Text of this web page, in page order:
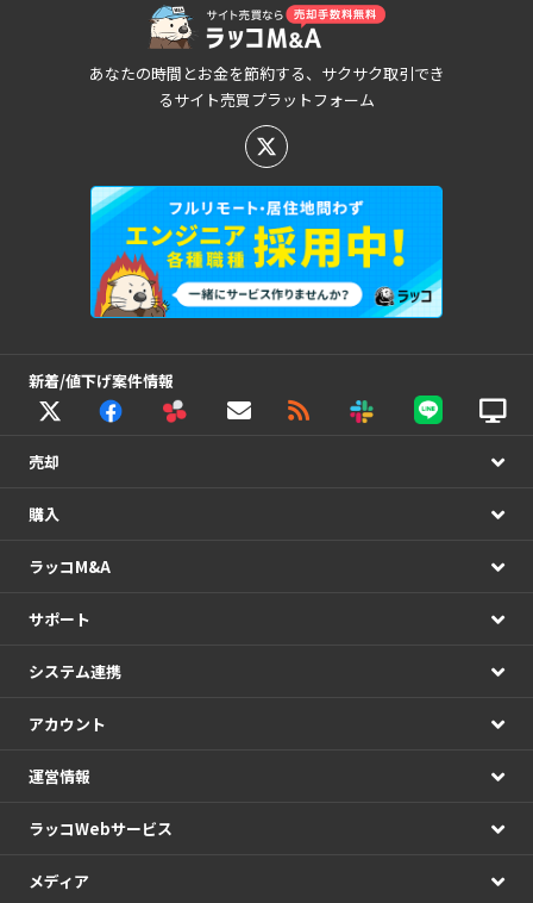
あなたの時間とお金を節約する、サクサク取引でき
るサイト売買プラットフォーム
新着/値下げ案件情報
売却
購入
ラッコM&A
サポート
システム連携
アカウント
運営情報
ラッコWebサービス
メディア